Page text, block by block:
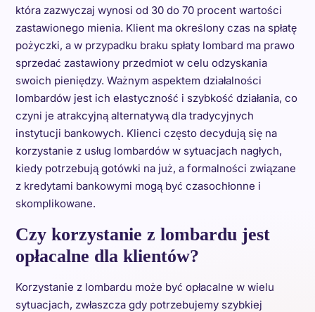
która zazwyczaj wynosi od 30 do 70 procent wartości
zastawionego mienia. Klient ma określony czas na spłatę
pożyczki, a w przypadku braku spłaty lombard ma prawo
sprzedać zastawiony przedmiot w celu odzyskania
swoich pieniędzy. Ważnym aspektem działalności
lombardów jest ich elastyczność i szybkość działania, co
czyni je atrakcyjną alternatywą dla tradycyjnych
instytucji bankowych. Klienci często decydują się na
korzystanie z usług lombardów w sytuacjach nagłych,
kiedy potrzebują gotówki na już, a formalności związane
z kredytami bankowymi mogą być czasochłonne i
skomplikowane.
Czy korzystanie z lombardu jest
opłacalne dla klientów?
Korzystanie z lombardu może być opłacalne w wielu
sytuacjach, zwłaszcza gdy potrzebujemy szybkiej